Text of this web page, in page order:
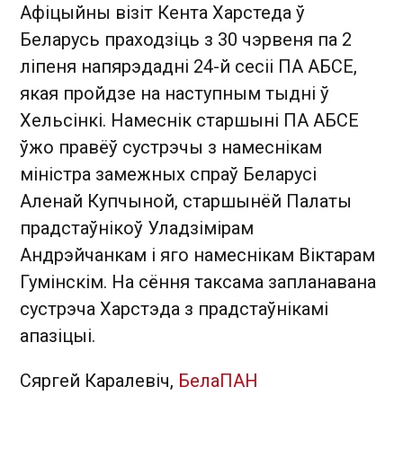
Афіцыйны візіт Кента Харстеда ў
Беларусь праходзіць з 30 чэрвеня па 2
ліпеня напярэдадні 24-й сесіі ПА АБСЕ,
якая пройдзе на наступным тыдні ў
Хельсінкі. Намеснік старшыні ПА АБСЕ
ўжо правёў сустрэчы з намеснікам
міністра замежных спраў Беларусі
Аленай Купчыной, старшынёй Палаты
прадстаўнікоў Уладзімірам
Андрэйчанкам і яго намеснікам Віктарам
Гумінскім. На сёння таксама запланавана
сустрэча Харстэда з прадстаўнікамі
апазіцыі.
Сяргей Каралевіч, БелаПАН